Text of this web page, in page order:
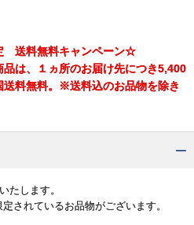
送料無料キャンペーン☆
品は、１ヵ所のお届け先につき5,400
送料無料。※送料込のお品物を除き
たします。
されているお品物がございます。